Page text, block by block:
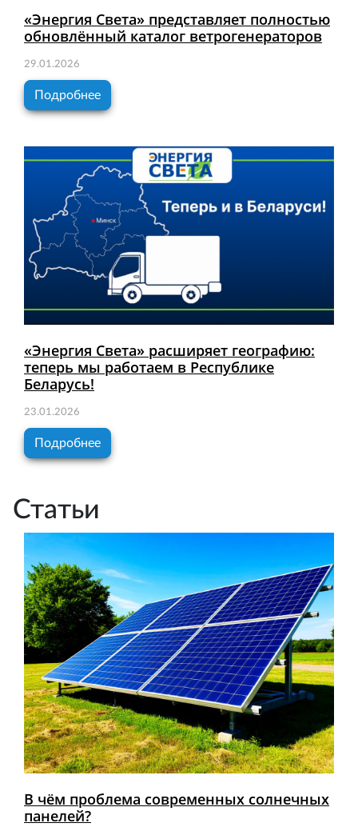
«Энергия Света» представляет полностью
обновлённый каталог ветрогенераторов
29.01.2026
Подробнее
«Энергия Света» расширяет географию:
теперь мы работаем в Республике
Беларусь!
23.01.2026
Подробнее
Статьи
В чём проблема современных солнечных
панелей?